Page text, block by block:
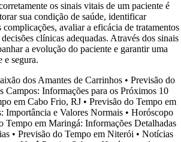
os sinais vitais de um paciente é
sua condição de saúde, identificar
complicações, avaliar a eficácia de tratamentos
clínicas adequadas. Através dos sinais
a evolução do paciente e garantir uma
e segura.
dos Amantes de Carrinhos • Previsão do
Campos: Informações para os Próximos 10
em Cabo Frio, RJ • Previsão do Tempo em
Importância e Valores Normais • Horóscopo
Tempo em Maringá: Informações Detalhadas
• Previsão do Tempo em Niterói • Notícias